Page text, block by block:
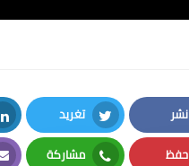
نشر
Facebook
تغريد
Twitter
حفظ مشاركة